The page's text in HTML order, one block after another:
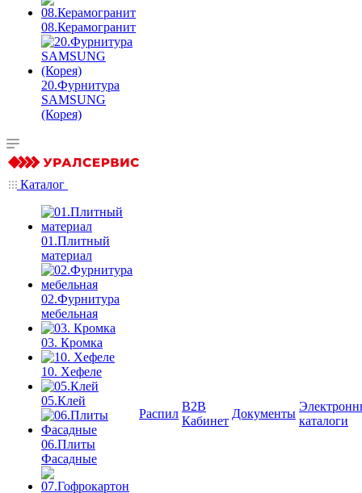
08.Керамогранит
20.Фурнитура
SAMSUNG
(Корея)
Каталог
01.Плитный
материал
02.Фурнитура
мебельная
03. Кромка
10. Хефеле
05.Клей
06.Плиты
Фасадные
Распил
B2B
Кабинет
Документы
каталоги